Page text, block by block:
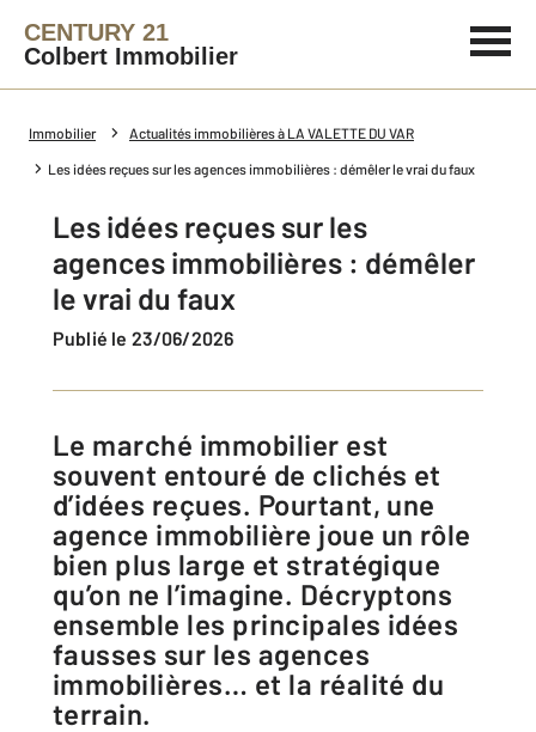
CENTURY 21
Colbert Immobilier
Immobilier Actualités immobilières à LA VALETTE DU VAR
Les idées reçues sur les agences immobilières : démêler le vrai du faux
Les idées reçues sur les
agences immobilières : démêler
le vrai du faux
Publié le 23/06/2026
Le marché immobilier est
souvent entouré de clichés et
d’idées reçues. Pourtant, une
agence immobilière joue un rôle
bien plus large et stratégique
qu’on ne l’imagine. Décryptons
ensemble les principales idées
fausses sur les agences
immobilières… et la réalité du
terrain.